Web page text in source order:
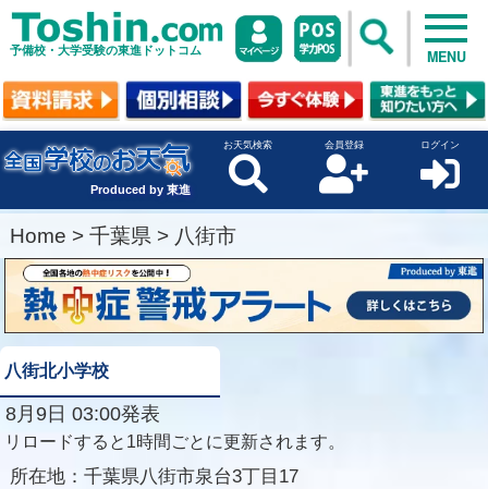
予備校・大学受験の東進ドットコム MENU
Produced by 東進
お天気検索 会員登録 ログイン
Home > 千葉県 > 八街市
八街北小学校
8月9日 03:00発表
リロードすると1時間ごとに更新されます。
所在地： 千葉県八街市泉台3丁目17